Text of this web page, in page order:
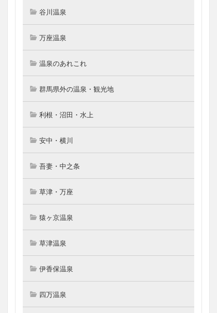
谷川温泉
万座温泉
温泉のあれこれ
群馬県外の温泉・観光地
利根・沼田・水上
安中・横川
吾妻・中之条
草津・万座
猿ヶ京温泉
草津温泉
伊香保温泉
四万温泉